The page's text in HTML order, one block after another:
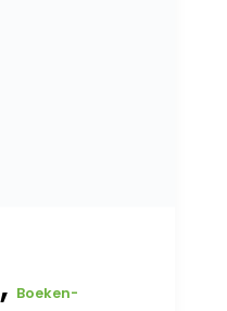
, Boeken-